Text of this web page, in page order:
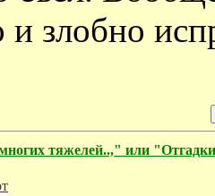
и злобно
тяжелей..," или